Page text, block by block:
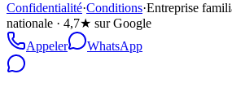
Confidentialité·Conditions·Entreprise
nationale · 4,7★ sur Google
Appeler
WhatsApp